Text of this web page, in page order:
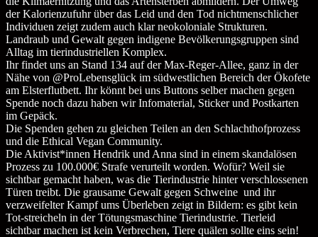
der Kalorienzufuhr über das Leid und den Tod nichtmenschlicher
Individuen zeigt zudem auch klar neokoloniale Strukturen.
Landraub und Gewalt gegen indigene Bevölkerungsgruppen sind
Alltag im tierindustriellen Komplex.
Ihr findet uns an Stand 134 auf der Max-Reger-Allee, ganz in der
Nähe von @ProLebensglück im südwestlichen Bereich der Ökofete
am Elsterflutbett. Ihr könnt bei uns Buttons selber machen gegen
Spende noch dazu haben wir Infomaterial, Sticker und Postkarten
im Gepäck.
Die Spenden gehen zu gleichen Teilen an den Schlachthofprozess
und die Ethical Vegan Community.
Die Aktivist*innen Hendrik und Anna sind in einem skandalösen
Prozess zu 100.000€ Strafe verurteilt worden. Wofür? Weil sie
sichtbar gemacht haben, was die Tierindustrie hinter verschlossenen
Türen treibt. Die grausame Gewalt gegen Schweine und ihr
verzweifelter Kampf ums Überleben zeigt in Bildern: es gibt kein
Tot-streicheln in der Tötungsmaschine Tierindustrie. Tierleid
sichtbar machen ist kein Verbrechen, Tiere quälen sollte eins sein!